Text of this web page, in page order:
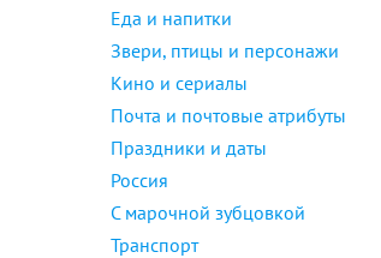
Еда и напитки
Звери, птицы и персонажи
Кино и сериалы
Почта и почтовые атрибуты
Праздники и даты
Россия
С марочной зубцовкой
Транспорт